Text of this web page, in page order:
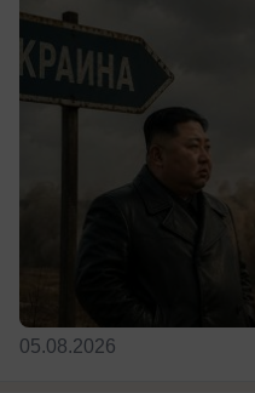
05.08.2026